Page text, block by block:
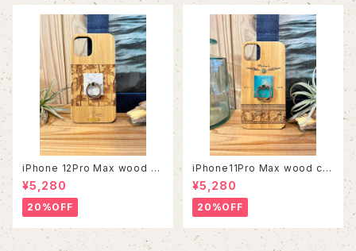
iPhone 12Pro Max wood ca
se
¥5,280
20%OFF
iPhone11Pro Max wood ca
se
¥5,280
20%OFF